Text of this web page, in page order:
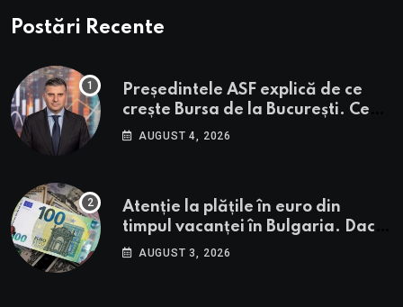
Postări Recente
Președintele ASF explică de ce
crește Bursa de la București. Ce
urmează pentru BVB potrivit lui
AUGUST 4, 2026
Atenție la plățile în euro din
timpul vacanței în Bulgaria. Dacă
în România cele mai falsificate
AUGUST 3, 2026